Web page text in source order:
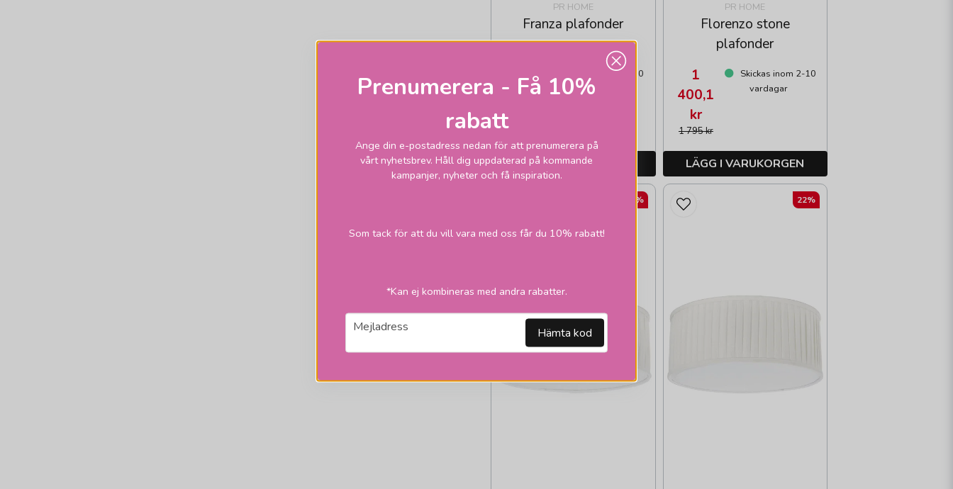
PR HOME
Franza plafonder
1 495 kr
1
166,1
Skickas inom 2-10
vardagar
LÄGG I VARUKORGEN
PR HOME
Florenzo stone
plafonder
1 795 kr
1
400,1
kr
Skickas inom 2-10
vardagar
LÄGG I VARUKORGEN
22% 22%
Prenumerera - Få 10%
rabatt
Ange din e-postadress nedan för att prenumerera på
vårt nyhetsbrev. Håll dig uppdaterad på kommande
kampanjer, nyheter och få inspiration.
Som tack för att du vill vara med oss får du 10% rabatt!
*Kan ej kombineras med andra rabatter.
email
Mejladress Hämta kod